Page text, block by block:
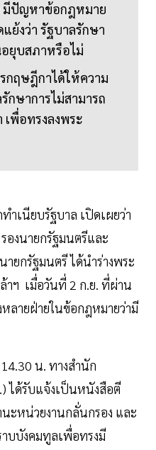
มีปัญหาข้อกฎหมาย
ย้งว่า รัฐบาลรักษา
อยุบสภาหรือไม่
กฤษฎีกาได้ให้ความ
กษาการไม่สามารถ
เพื่อทรงลงพระ
ำเนียบรัฐบาล เปิดเผยว่า
รองนายกรัฐมนตรีและ
ยกรัฐมนตรี ได้นำร่างพระ
าฯ เมื่อวันที่ 2 ก.ย. ที่ผ่าน
ลายฝ่ายในข้อกฎหมายว่ามี
น. ทางสำนัก
ได้รับแจ้งเป็นหนังสือตี
ะหน่วยงานกลั่นกรอง และ
บบังคมทูลเพื่อทรงมี